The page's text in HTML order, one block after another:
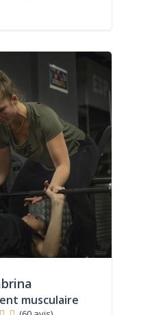
musculaire